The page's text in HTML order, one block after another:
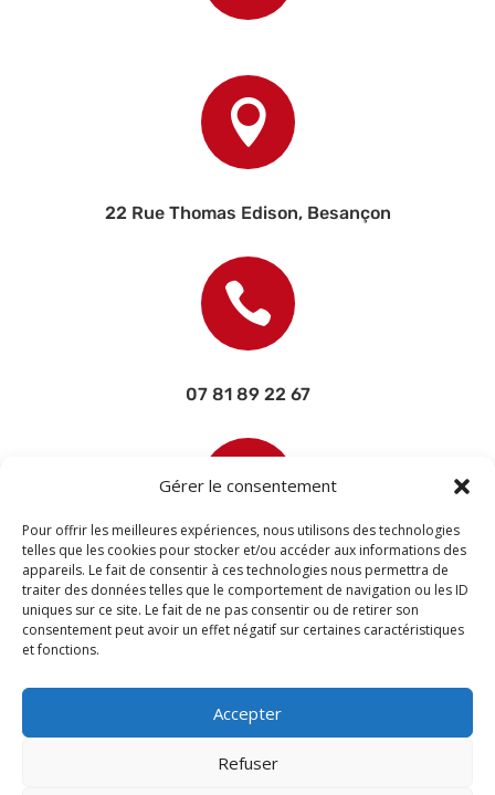
Gérer le consentement
Pour offrir les meilleures expériences, nous utilisons des technologies
telles que les cookies pour stocker et/ou accéder aux informations des
appareils. Le fait de consentir à ces technologies nous permettra de
traiter des données telles que le comportement de navigation ou les ID
uniques sur ce site. Le fait de ne pas consentir ou de retirer son
consentement peut avoir un effet négatif sur certaines caractéristiques
et fonctions.
Accepter
Refuser

22 Rue Thomas Edison, Besançon

07 81 89 22 67

contact@devisettravaux.fr